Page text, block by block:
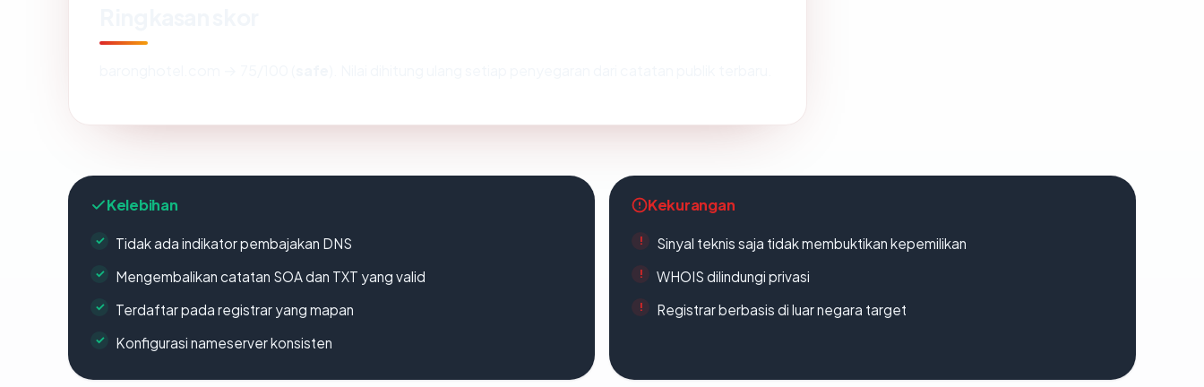
Kelebihan
Tidak ada indikator pembajakan DNS
Mengembalikan catatan SOA dan TXT yang valid
Terdaftar pada registrar yang mapan
Konfigurasi nameserver konsisten
Kekurangan
Sinyal teknis saja tidak membuktikan kepemilikan
WHOIS dilindungi privasi
Registrar berbasis di luar negara target